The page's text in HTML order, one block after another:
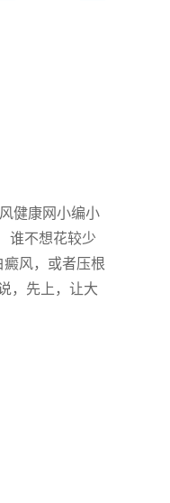
健康网小编小
谁不想花较少
风，或者压根
，先上，让大